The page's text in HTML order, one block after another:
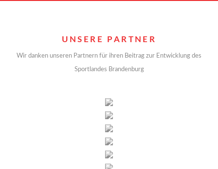
UNSERE PARTNER
Wir danken unseren Partnern für ihren Beitrag zur Entwicklung des
Sportlandes Brandenburg